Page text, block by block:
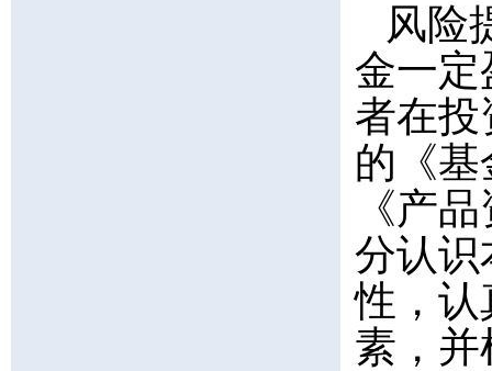
风险
金一定
者在
的《
《产
分认识
性，认
素，